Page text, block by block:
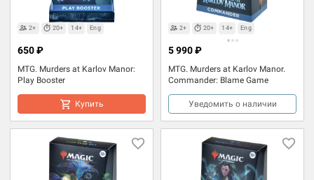
2+ 20+ 14+ Eng
MTG. Murders at Karlov Manor:
Play Booster
650 ₽
Купить
2+ 20+ 14+ Eng
MTG. Murders at Karlov Manor.
Commander: Blame Game
5 990 ₽
Уведомить о наличии